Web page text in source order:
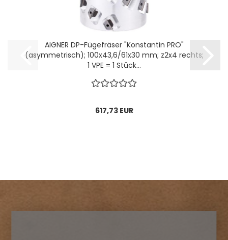
AIGNER DP-Fügefräser "Konstantin PRO"
(asymmetrisch); 100x43,6/61x30 mm; z2x4 rechts;
1 VPE = 1 Stück...
617,73 EUR